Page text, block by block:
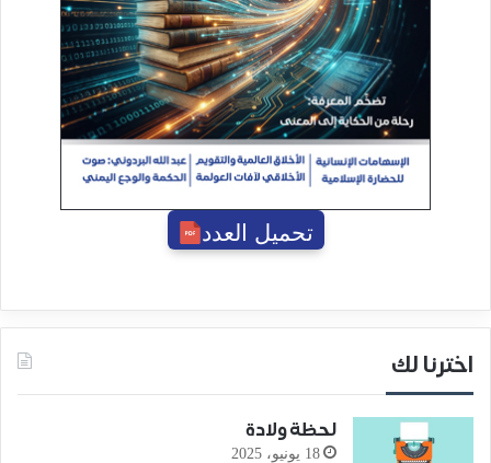
تحميل العدد
اخترنا لك
لحظة ولادة
18 يونيو، 2025